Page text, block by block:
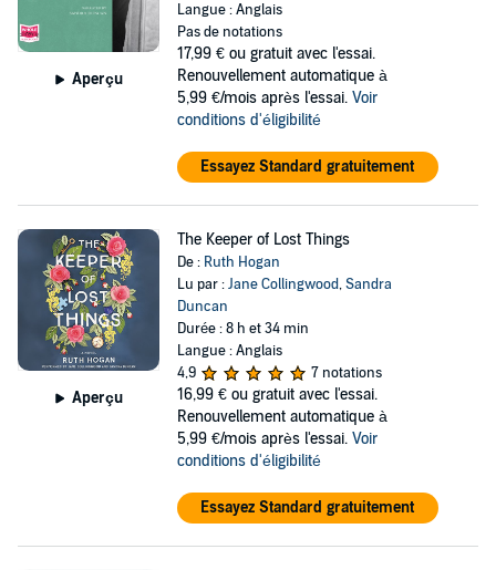
Aperçu
Langue : Anglais
Pas de notations
17,99 € ou gratuit avec l'essai.
Renouvellement automatique à
5,99 €/mois après l'essai. Voir
conditions d'éligibilité
Essayez Standard gratuitement
Aperçu
The Keeper of Lost Things
De : Ruth Hogan
Lu par :Jane Collingwood,Sandra
Duncan
Durée : 8 h et 34 min
Langue : Anglais
4,9
7 notations
16,99 € ou gratuit avec l'essai.
Renouvellement automatique à
5,99 €/mois après l'essai. Voir
conditions d'éligibilité
Essayez Standard gratuitement